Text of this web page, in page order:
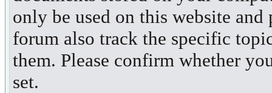
only be used on this website
forum also track the specific
them. Please confirm whether
set.